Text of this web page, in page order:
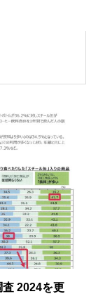
査 2024を更